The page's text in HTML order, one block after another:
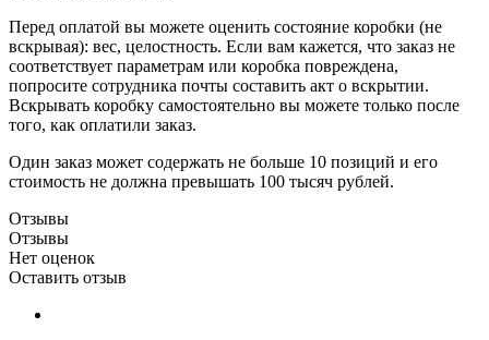
Перед оплатой вы можете оценить состояние коробки (не
вскрывая): вес, целостность. Если вам кажется, что заказ не
соответствует параметрам или коробка повреждена,
попросите сотрудника почты составить акт о вскрытии.
Вскрывать коробку самостоятельно вы можете только после
того, как оплатили заказ.
Один заказ может содержать не больше 10 позиций и его
стоимость не должна превышать 100 тысяч рублей.
Отзывы
Отзывы
Нет оценок
Оставить отзыв